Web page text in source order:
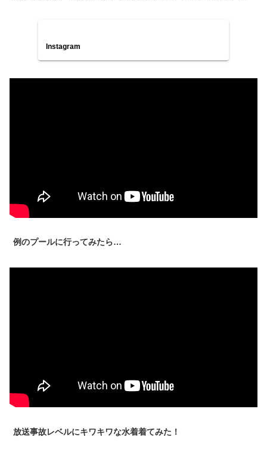
Instagram
例のプールに行ってみたら…
放送事故レベルにキワキワな水着着てみた！